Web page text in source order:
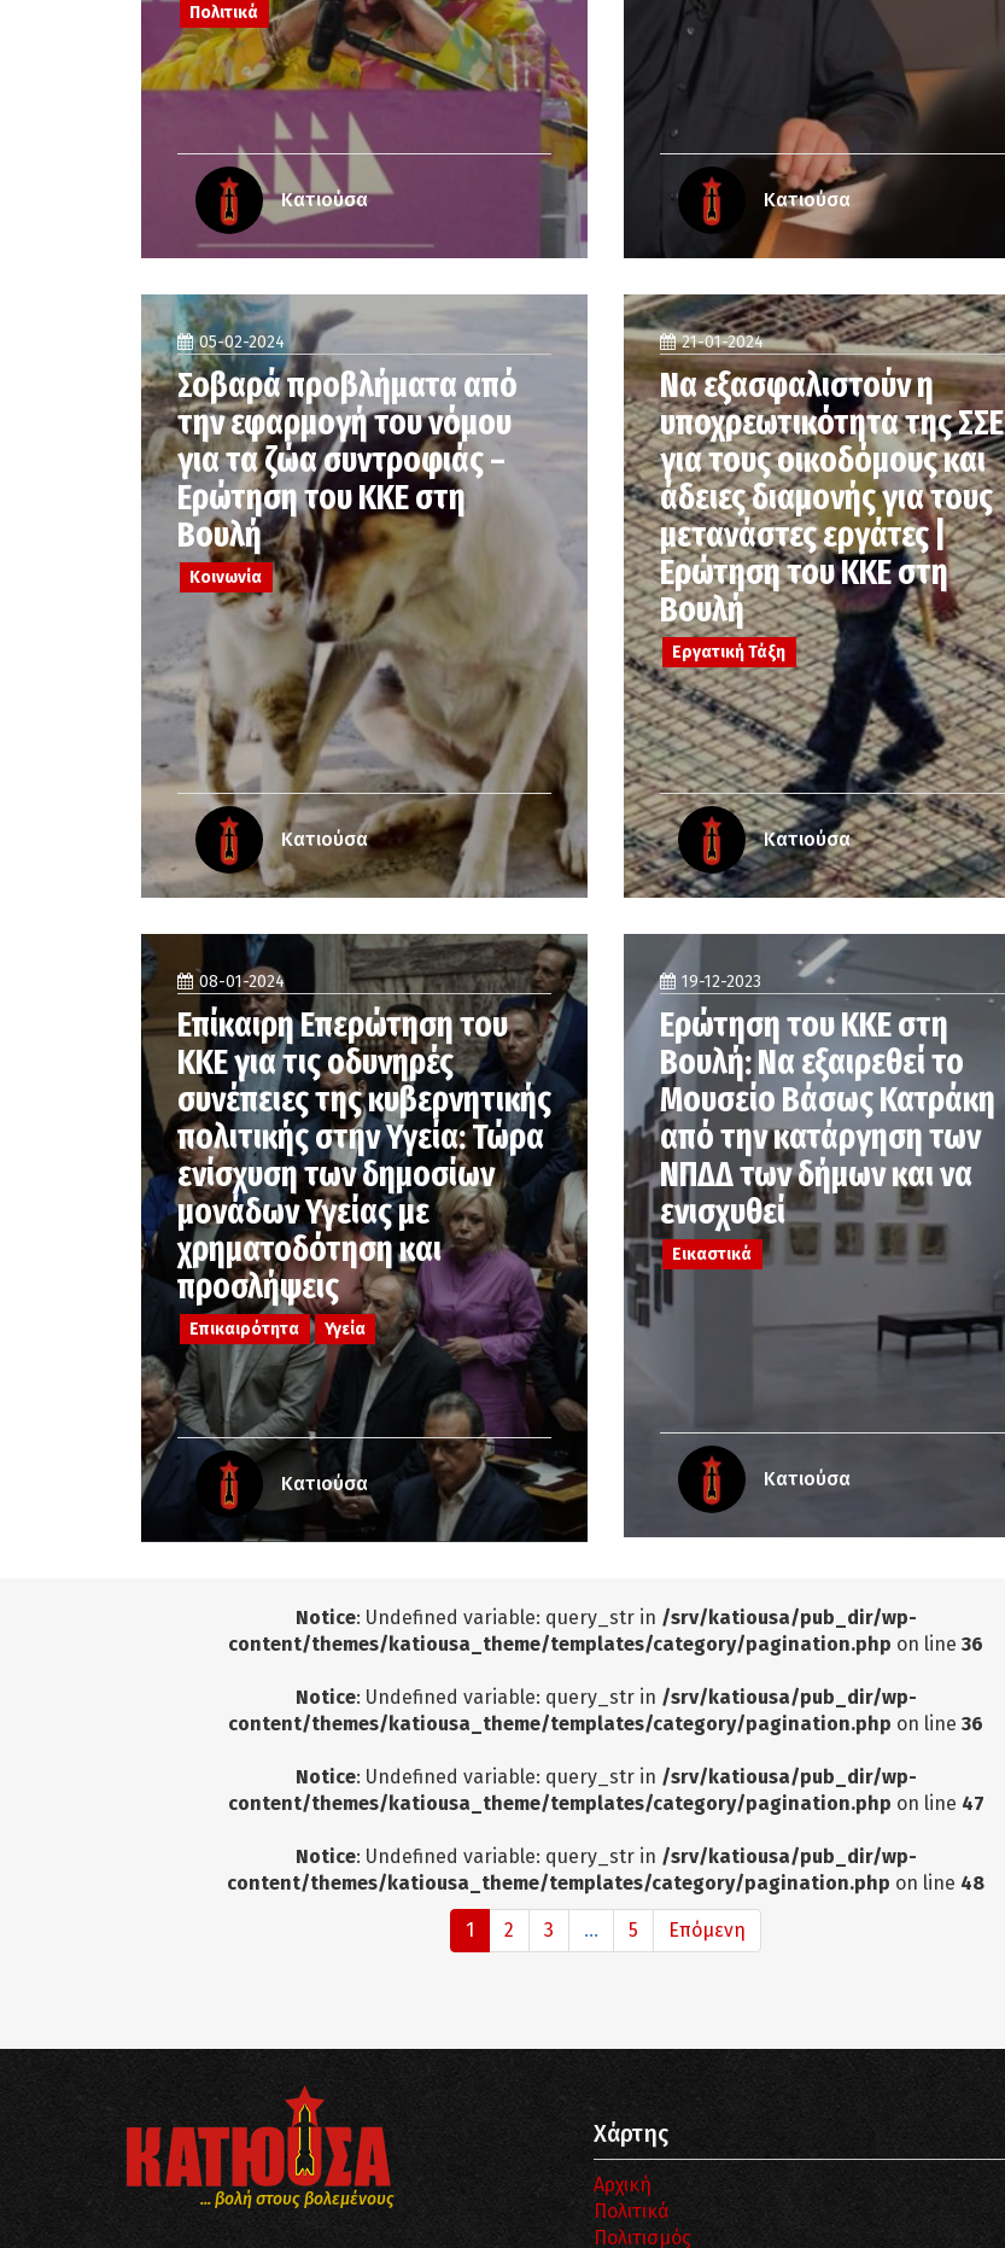
Πολιτικά
Κατιούσα Κατιούσα
05-02-2024
Σοβαρά προβλήματα από
την εφαρμογή του νόμου
για τα ζώα συντροφιάς –
Ερώτηση του ΚΚΕ στη
Βουλή
Κοινωνία
Κατιούσα
21-01-2024
Να εξασφαλιστούν η
υποχρεωτικότητα της ΣΣΕ
για τους οικοδόμους και
άδειες διαμονής για τους
μετανάστες εργάτες |
Ερώτηση του ΚΚΕ στη
Βουλή
Εργατική Τάξη
Κατιούσα
08-01-2024
Επίκαιρη Επερώτηση του
ΚΚΕ για τις οδυνηρές
συνέπειες της κυβερνητικής
πολιτικής στην Υγεία: Τώρα
ενίσχυση των δημοσίων
μονάδων Υγείας με
χρηματοδότηση και
προσλήψεις
Επικαιρότητα Υγεία
Κατιούσα
19-12-2023
Ερώτηση του ΚΚΕ στη
Βουλή: Να εξαιρεθεί το
Μουσείο Βάσως Κατράκη
από την κατάργηση των
ΝΠΔΔ των δήμων και να
ενισχυθεί
Εικαστικά
Κατιούσα
Notice: Undefined variable: query_str in /srv/katiousa/pub_dir/wp-
content/themes/katiousa_theme/templates/category/pagination.php on line 36
Notice: Undefined variable: query_str in /srv/katiousa/pub_dir/wp-
content/themes/katiousa_theme/templates/category/pagination.php on line 36
Notice: Undefined variable: query_str in /srv/katiousa/pub_dir/wp-
content/themes/katiousa_theme/templates/category/pagination.php on line 47
Notice: Undefined variable: query_str in /srv/katiousa/pub_dir/wp-
content/themes/katiousa_theme/templates/category/pagination.php on line 48
1 2 3 ... 5 Επόμενη
... βολή στους βολεμένους
Χάρτης
Αρχική
Πολιτικά
Πολιτισμός